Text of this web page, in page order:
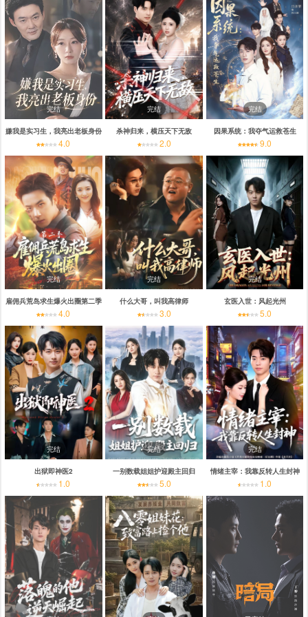
完结
嫌我是实习生，我亮出老板身份
4.0
完结
杀神归来，横压天下无敌
2.0
完结
因果系统：我夺气运救苍生
9.0
完结
雇佣兵荒岛求生爆火出圈第二季
4.0
完结
什么大哥，叫我高律师
3.0
完结
玄医入世：风起光州
5.0
完结
出狱即神医2
1.0
完结
一别数载姐姐护迎殿主回归
5.0
完结
情绪主宰：我靠反转人生封神
1.0